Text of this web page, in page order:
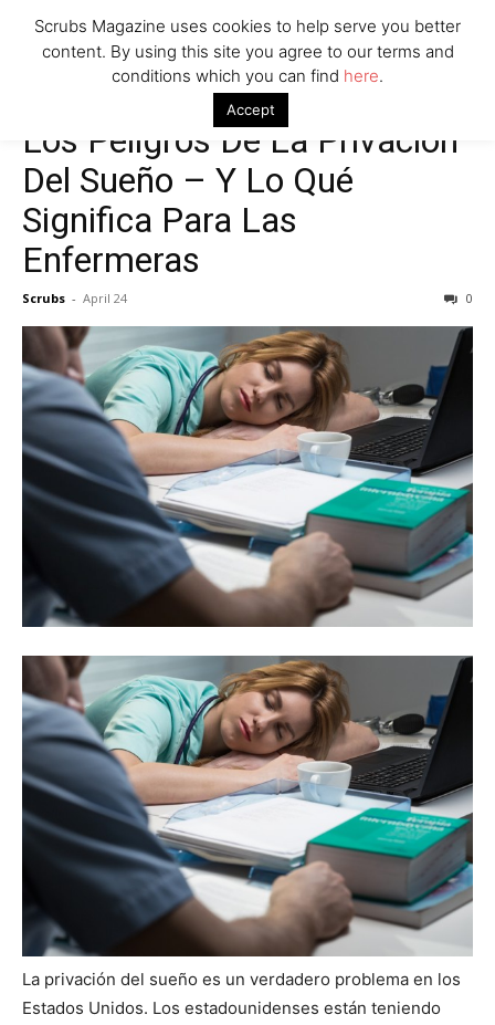
Los Peligros De La Privación
Del Sueño – Y Lo Qué
Significa Para Las
Enfermeras
Scrubs - April 24 0
La privación del sueño es un verdadero problema en los
Estados Unidos. Los estadounidenses están teniendo
Scrubs Magazine uses cookies to help serve you better
content. By using this site you agree to our terms and
conditions which you can find here.
Accept